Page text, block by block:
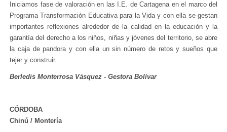
Iniciamos fase de valoración en las I.E. de Cartagena en el marco del
Programa Transformación Educativa para la Vida y con ella se gestan
importantes reflexiones alrededor de la calidad en la educación y la
garantía del derecho a los niños, niñas y jóvenes del territorio, se abre
la caja de pandora y con ella un sin número de retos y sueños que
tejer y construir.
Berledis Monterrosa Vásquez - Gestora Bolívar
CÓRDOBA
Chinú / Montería